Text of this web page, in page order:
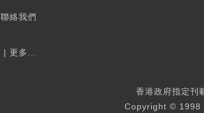
聯絡我們
| 更多...
香港政府指定刊
Copyright © 1998